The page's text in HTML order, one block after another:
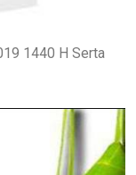
1440 H Serta